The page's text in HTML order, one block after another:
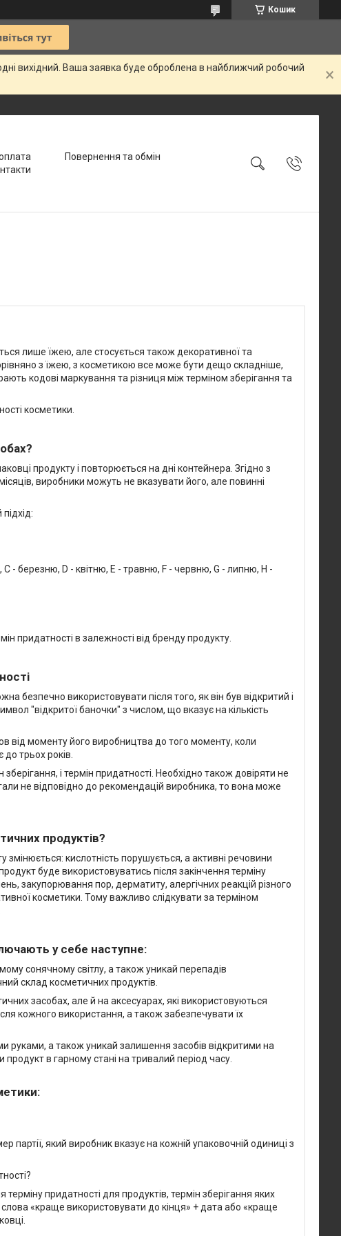
Кошик
вихідний. Ваша заявка буде оброблена в найближчий робочий
Повернення та обмін
лише їжею, але стосується також декоративної та
з їжею, з косметикою все може бути дещо складніше,
кодові маркування та різниця між терміном зберігання та
косметики.
продукту і повторюється на дні контейнера. Згідно з
виробники можуть не вказувати його, але повинні
- березню, D - квітню, E - травню, F - червню, G - липню, H -
придатності в залежності від бренду продукту.
безпечно використовувати після того, як він був відкритий і
"відкритої баночки" з числом, що вказує на кількість
від моменту його виробництва до того моменту, коли
трьох років.
і термін придатності. Необхідно також довіряти не
не відповідно до рекомендацій виробника, то вона може
продуктів?
змінюється: кислотність порушується, а активні речовини
буде використовуватись після закінчення терміну
закупорювання пор, дерматиту, алергічних реакцій різного
косметики. Тому важливо слідкувати за терміном
у себе наступне:
сонячному світлу, а також уникай перепадів
склад косметичних продуктів.
засобах, але й на аксесуарах, які використовуються
кожного використання, а також забезпечувати їх
руками, а також уникай залишення засобів відкритими на
в гарному стані на тривалий період часу.
партії, який виробник вказує на кожній упаковочній одиниці з
придатності для продуктів, термін зберігання яких
«краще використовувати до кінця» + дата або «краще